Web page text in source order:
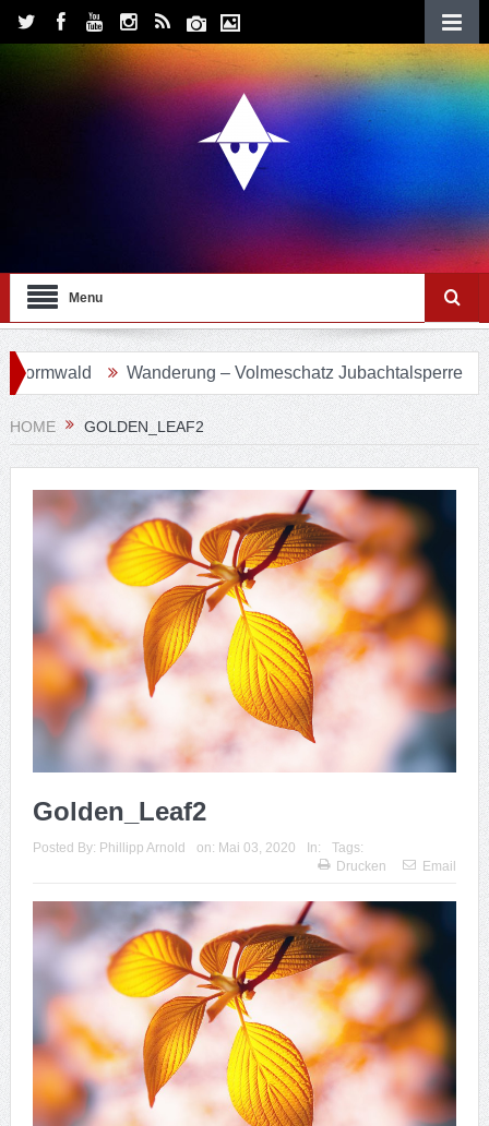
Menu
Wanderung – Volmeschatz Jubachtalsperre
HOME GOLDEN_LEAF2
Golden_Leaf2
Posted By: Phillipp Arnold on: Mai 03, 2020 In:
Tags:
Drucken
Email